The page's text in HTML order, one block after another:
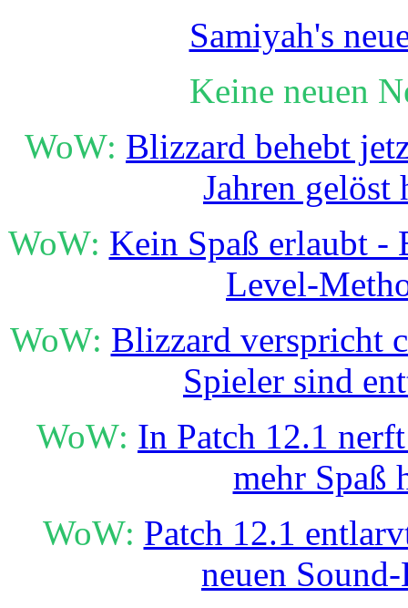
Samiyah's
Keine neuen
WoW: Blizzard behebt
Jahren gelöst
WoW: Kein Spaß erlaubt -
Level-
WoW: Blizzard verspricht
Spieler sind
WoW: In Patch 12.1
mehr Spaß
WoW: Patch 12.1
neuen